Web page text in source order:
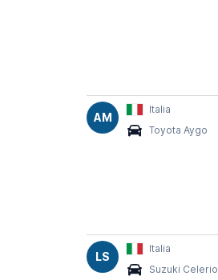
AM
Italia
Toyota Aygo
LS
Italia
Suzuki Celerio